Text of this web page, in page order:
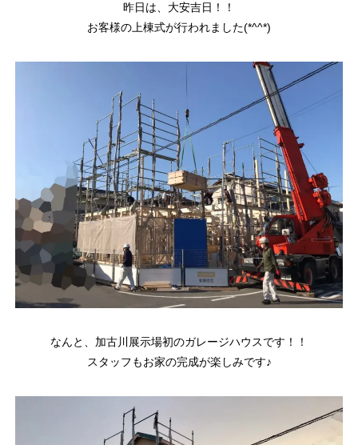
昨日は、大安吉日！！
お客様の上棟式が行われました(*^^*)
なんと、加古川展示場初のガレージハウスです！！
スタッフもお家の完成が楽しみです♪